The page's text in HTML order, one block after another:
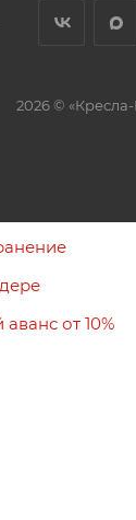
2026 ©
от 10%